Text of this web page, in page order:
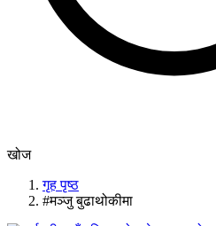
खोज
गृह पृष्ठ
#मञ्जु बुढाथोकीमा